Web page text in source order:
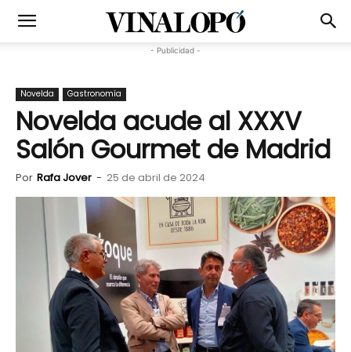
- Publicidad -
Novelda Gastronomía
Novelda acude al XXXV
Salón Gourmet de Madrid
Por Rafa Jover - 25 de abril de 2024